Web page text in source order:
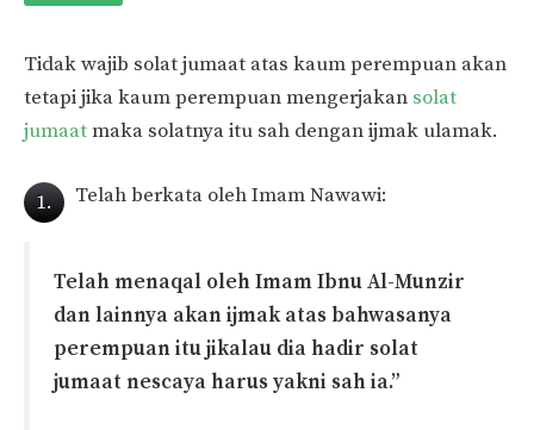
Tidak wajib solat jumaat atas kaum perempuan akan
tetapi jika kaum perempuan mengerjakan solat
jumaatmaka solatnya itu sah dengan ijmak ulamak.
1. Telah berkata oleh Imam Nawawi:
Telah menaqal oleh Imam Ibnu Al-Munzir
dan lainnya akan ijmak atas bahwasanya
perempuan itu jikalau dia hadir solat
jumaat nescaya harus yakni sah ia.”